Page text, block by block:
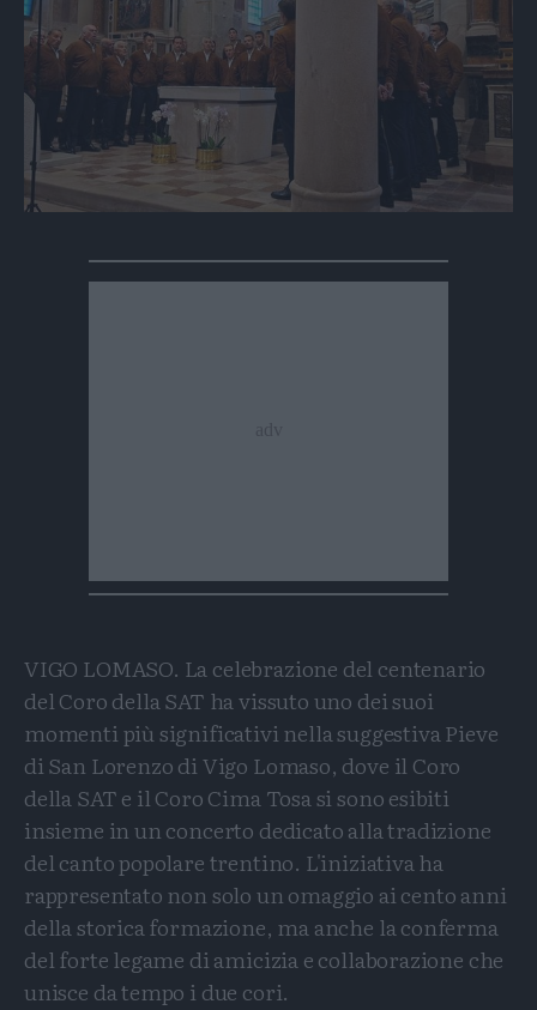
VIGO LOMASO. La celebrazione del centenario
del Coro della SAT ha vissuto uno dei suoi
momenti più significativi nella suggestiva Pieve
di San Lorenzo di Vigo Lomaso, dove il Coro
della SAT e il Coro Cima Tosa si sono esibiti
insieme in un concerto dedicato alla tradizione
del canto popolare trentino. L'iniziativa ha
rappresentato non solo un omaggio ai cento anni
della storica formazione, ma anche la conferma
del forte legame di amicizia e collaborazione che
unisce da tempo i due cori.